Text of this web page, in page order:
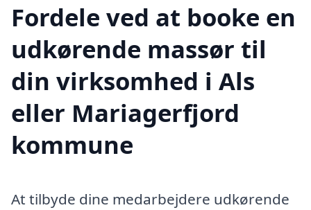
Fordele ved at booke en
udkørende massør til
din virksomhed i Als
eller Mariagerfjord
kommune
At tilbyde dine medarbejdere udkørende